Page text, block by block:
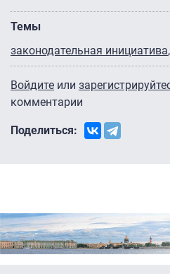
Темы
законодательная инициатива
Войдите или
комментарии
Поделиться: